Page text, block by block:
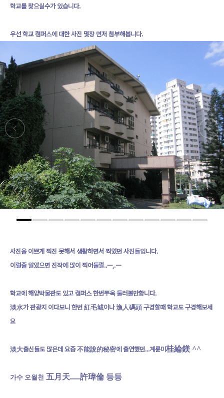
학교를 찾으실수가 있습니다.
우선 학교 캠퍼스에 대한 사진 몇장 먼저 첨부해봅니다.
사진을 이쁘게 찍진 못해서 생활하면서 찍었던 사진들입니다.
이럴줄 알았으면 진작에 많이 찍어둘껄..ㅡ,.ㅡ
학교에 해양박물관도 있고 캠퍼스 한번쭈욱 둘러볼만합니다.
淡水가 관광지 이다보니 한번 紅毛城이나 漁人碼頭 구경할때 학교도 구경해보세
요
淡大출신들도 많은데 요즘 不能說的秘密에 출연했던...계륜미 桂綸鎂 ^^
가수 오월천 五月天.....許瑋倫 등등